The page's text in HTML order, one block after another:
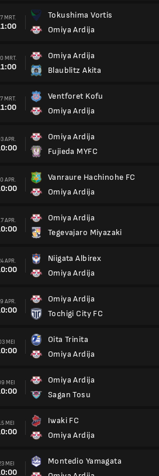
MRT.
Tokushima Vortis
Omiya Ardija
MRT.
Omiya Ardija
Blaublitz Akita
MRT.
Ventforet Kofu
Omiya Ardija
APR.
Omiya Ardija
Fujieda MYFC
APR.
Vanraure Hachinohe FC
Omiya Ardija
APR.
Omiya Ardija
Tegevajaro Miyazaki
APR.
Niigata Albirex
Omiya Ardija
APR.
Omiya Ardija
Tochigi City FC
MEI
Oita Trinita
Omiya Ardija
MEI
Omiya Ardija
Sagan Tosu
MEI
Iwaki FC
Omiya Ardija
MEI
Montedio Yamagata